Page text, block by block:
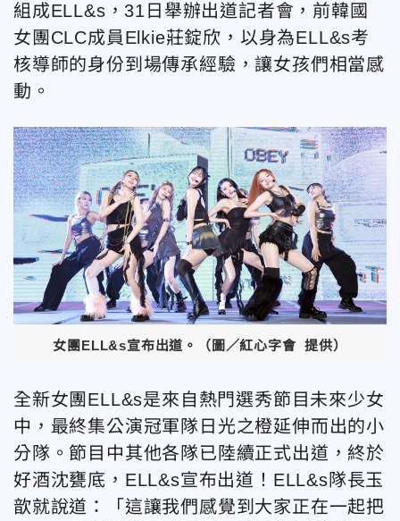
組成ELL&s，31日舉辦出道記者會，前韓國
女團CLC成員Elkie莊錠欣，以身為ELL&s考
核導師的身份到場傳承經驗，讓女孩們相當感
動。
女團ELL&s宣布出道。（圖／紅心字會 提供）
全新女團ELL&s是來自熱門選秀節目未來少女
中，最終集公演冠軍隊日光之橙延伸而出的小
分隊。節目中其他各隊已陸續正式出道，終於
好酒沈甕底，ELL&s宣布出道！ELL&s隊長玉
歆就說道：「這讓我們感覺到大家正在一起把